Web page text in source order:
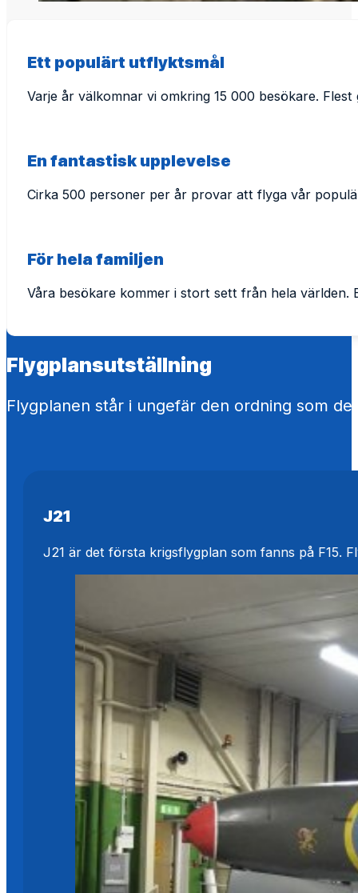
Ett populärt utflyktsmål
Varje år välkomnar vi omkring 15 000 besökare.
En fantastisk upplevelse
Cirka 500 personer per år provar att flyga vår
För hela familjen
Våra besökare kommer i stort sett från hela
Flygplansutställning
Flygplanen står i ungefär den ordning som
J21
J21 är det första krigsflygplan som fanns på F15.